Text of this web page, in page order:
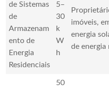
de Sistemas
de
Armazenam
ento de
Energia
Residenciais
5–
30
k
W
h
imóveis,
energia
de energia
50